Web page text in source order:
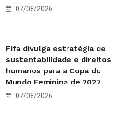
07/08/2026
Fifa divulga estratégia de
sustentabilidade e direitos
humanos para a Copa do
Mundo Feminina de 2027
07/08/2026